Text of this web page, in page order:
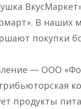
В наших
покупки
— ООО
продукты